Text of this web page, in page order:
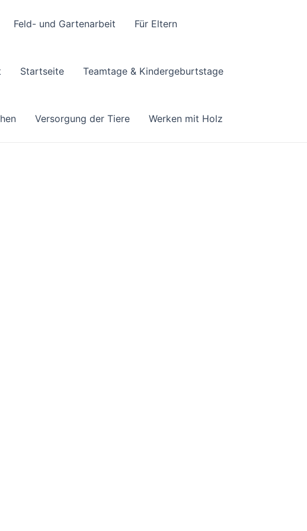
Feld- und Gartenarbeit Für Eltern
Startseite Teamtage & Kindergeburtstage
Versorgung der Tiere Werken mit Holz